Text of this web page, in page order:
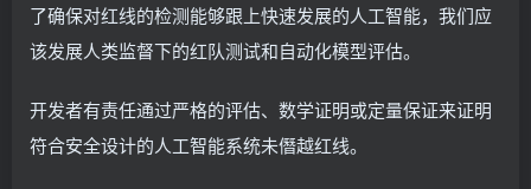
了确保对红线的检测能够跟上快速发展的人工智能，我们应
该发展人类监督下的红队测试和自动化模型评估。
开发者有责任通过严格的评估、数学证明或定量保证来证明
符合安全设计的人工智能系统未僭越红线。